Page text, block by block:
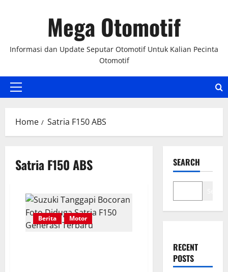
Mega Otomotif
Informasi dan Update Seputar Otomotif Untuk Kalian Pecinta
Otomotif
Primary
Home Satria F150 ABS
Satria F150 ABS
Berita Motor
SEARCH
RECENT
POSTS